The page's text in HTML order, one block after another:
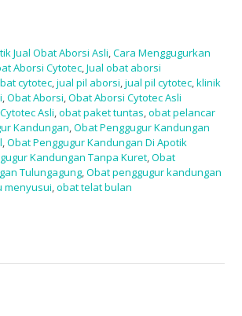
Jual Obat Aborsi Asli Cara Menggugurkan
Aborsi Cytotec Jual obat aborsi
cytotec jual pil aborsi jual pil cytotec klinik
Obat Aborsi Obat Aborsi Cytotec Asli
Asli obat paket tuntas obat pelancar
Kandungan Obat Penggugur Kandungan
Obat Penggugur Kandungan Di Apotik
Kandungan Tanpa Kuret Obat
Tulungagung Obat penggugur kandungan
menyusui obat telat bulan